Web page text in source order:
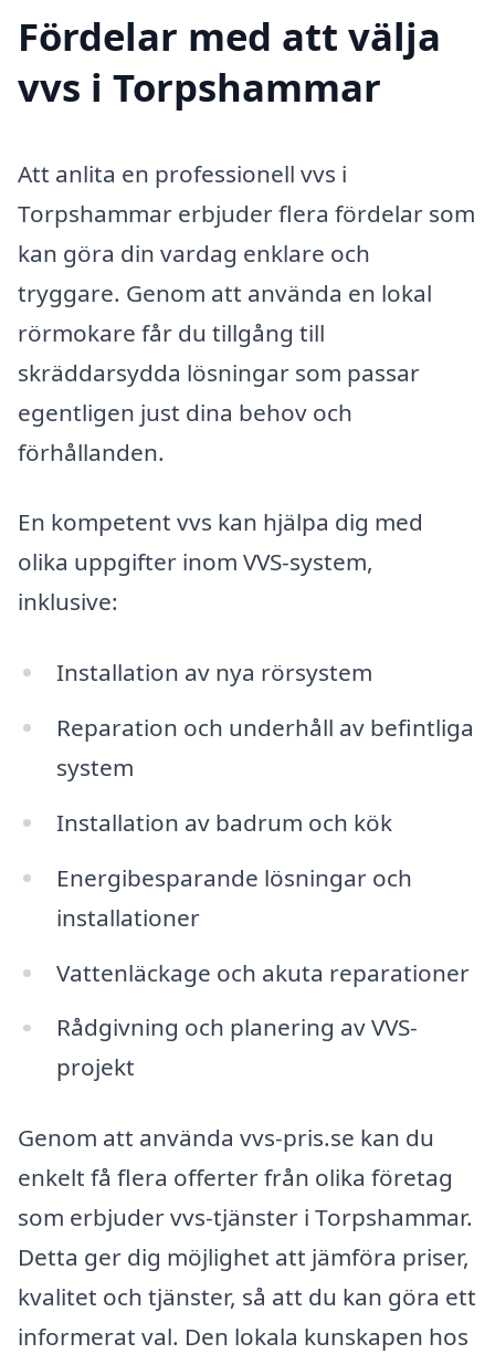
Fördelar med att välja
vvs i Torpshammar
Att anlita en professionell vvs i
Torpshammar erbjuder flera fördelar som
kan göra din vardag enklare och
tryggare. Genom att använda en lokal
rörmokare får du tillgång till
skräddarsydda lösningar som passar
egentligen just dina behov och
förhållanden.
En kompetent vvs kan hjälpa dig med
olika uppgifter inom VVS-system,
inklusive:
Installation av nya rörsystem
Reparation och underhåll av befintliga
system
Installation av badrum och kök
Energibesparande lösningar och
installationer
Vattenläckage och akuta reparationer
Rådgivning och planering av VVS-
projekt
Genom att använda vvs-pris.se kan du
enkelt få flera offerter från olika företag
som erbjuder vvs-tjänster i Torpshammar.
Detta ger dig möjlighet att jämföra priser,
kvalitet och tjänster, så att du kan göra ett
informerat val. Den lokala kunskapen hos